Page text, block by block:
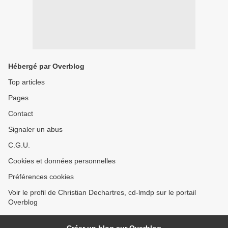
Hébergé par Overblog
Top articles
Pages
Contact
Signaler un abus
C.G.U.
Cookies et données personnelles
Préférences cookies
Voir le profil de Christian Dechartres, cd-lmdp sur le portail
Overblog